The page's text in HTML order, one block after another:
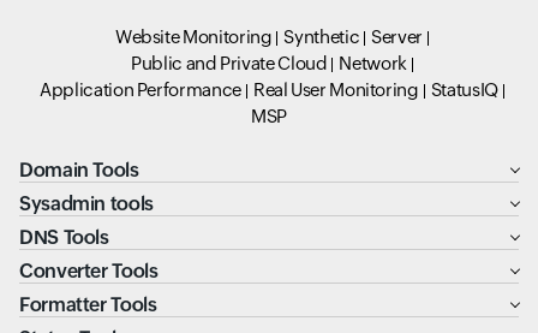
Website Monitoring Synthetic
Server
Public and Private Cloud
Network
Application Performance
Real User Monitoring
StatusIQ
MSP
Domain Tools
Sysadmin tools
DNS Tools
Converter Tools
Formatter Tools